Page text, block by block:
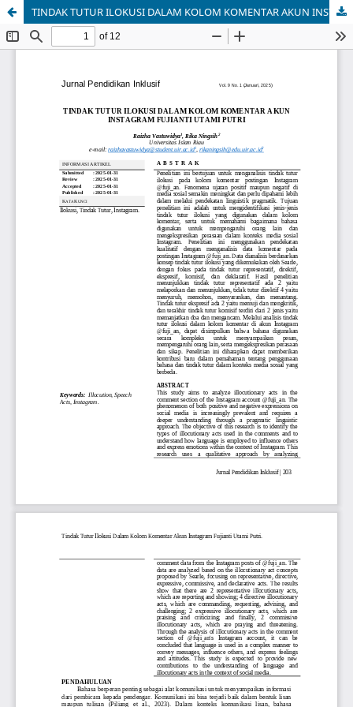
TINDAK TUTUR ILOKUSI DALAM KOLOM KOMENTAR AKUN INSTAGRAM FUJIANTI UTAMI PUTRI